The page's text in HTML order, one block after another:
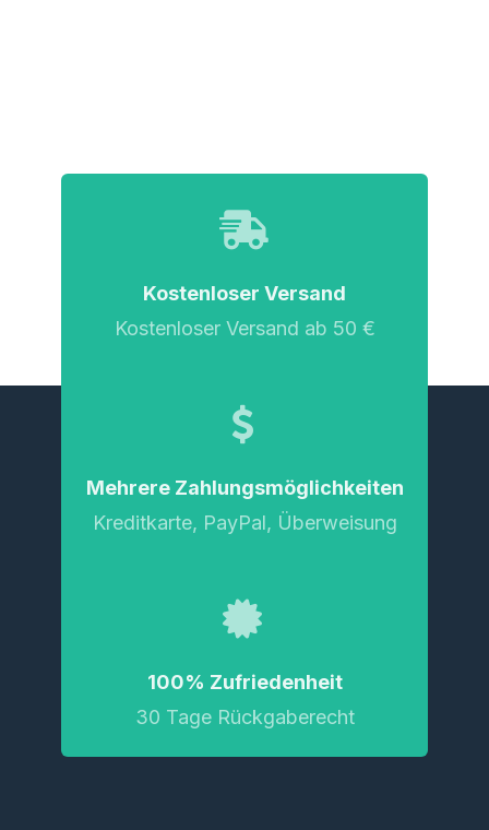
Kostenloser Versand
Kostenloser Versand ab 50 €
Mehrere Zahlungsmöglichkeiten
Kreditkarte, PayPal, Überweisung
100% Zufriedenheit
30 Tage Rückgaberecht